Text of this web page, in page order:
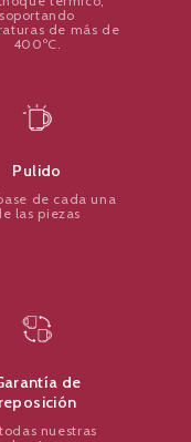
soportando
de más de
400ºC.
Pulido
de cada una
las piezas
de
reposición
nuestras